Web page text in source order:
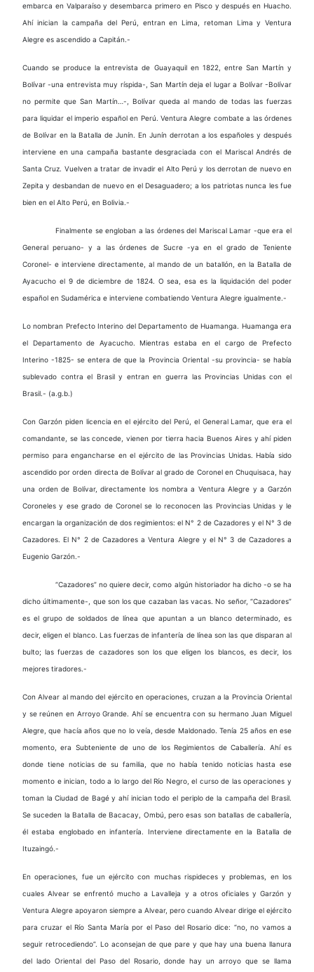
embarca en Valparaíso y desembarca primero en Pisco y después en Huacho.
Ahí inician la campaña del Perú, entran en Lima, retoman Lima y Ventura
Alegre es ascendido a Capitán.-
Cuando se produce la entrevista de Guayaquil en 1822, entre San Martín y
Bolívar -una entrevista muy ríspida-, San Martín deja el lugar a Bolívar -Bolívar
no permite que San Martín…-, Bolívar queda al mando de todas las fuerzas
para liquidar el imperio español en Perú. Ventura Alegre combate a las órdenes
de Bolívar en la Batalla de Junín. En Junín derrotan a los españoles y después
interviene en una campaña bastante desgraciada con el Mariscal Andrés de
Santa Cruz. Vuelven a tratar de invadir el Alto Perú y los derrotan de nuevo en
Zepita y desbandan de nuevo en el Desaguadero; a los patriotas nunca les fue
bien en el Alto Perú, en Bolivia.-
Finalmente se engloban a las órdenes del Mariscal Lamar -que era el
General peruano- y a las órdenes de Sucre -ya en el grado de Teniente
Coronel- e interviene directamente, al mando de un batallón, en la Batalla de
Ayacucho el 9 de diciembre de 1824. O sea, esa es la liquidación del poder
español en Sudamérica e interviene combatiendo Ventura Alegre igualmente.-
Lo nombran Prefecto Interino del Departamento de Huamanga. Huamanga era
el Departamento de Ayacucho. Mientras estaba en el cargo de Prefecto
Interino -1825- se entera de que la Provincia Oriental -su provincia- se había
sublevado contra el Brasil y entran en guerra las Provincias Unidas con el
Brasil.- (a.g.b.)
Con Garzón piden licencia en el ejército del Perú, el General Lamar, que era el
comandante, se las concede, vienen por tierra hacia Buenos Aires y ahí piden
permiso para engancharse en el ejército de las Provincias Unidas. Había sido
ascendido por orden directa de Bolívar al grado de Coronel en Chuquisaca, hay
una orden de Bolívar, directamente los nombra a Ventura Alegre y a Garzón
Coroneles y ese grado de Coronel se lo reconocen las Provincias Unidas y le
encargan la organización de dos regimientos: el N° 2 de Cazadores y el N° 3 de
Cazadores. El N° 2 de Cazadores a Ventura Alegre y el N° 3 de Cazadores a
Eugenio Garzón.-
“Cazadores” no quiere decir, como algún historiador ha dicho -o se ha
dicho últimamente-, que son los que cazaban las vacas. No señor, “Cazadores”
es el grupo de soldados de línea que apuntan a un blanco determinado, es
decir, eligen el blanco. Las fuerzas de infantería de línea son las que disparan al
bulto; las fuerzas de cazadores son los que eligen los blancos, es decir, los
mejores tiradores.-
Con Alvear al mando del ejército en operaciones, cruzan a la Provincia Oriental
y se reúnen en Arroyo Grande. Ahí se encuentra con su hermano Juan Miguel
Alegre, que hacía años que no lo veía, desde Maldonado. Tenía 25 años en ese
momento, era Subteniente de uno de los Regimientos de Caballería. Ahí es
donde tiene noticias de su familia, que no había tenido noticias hasta ese
momento e inician, todo a lo largo del Río Negro, el curso de las operaciones y
toman la Ciudad de Bagé y ahí inician todo el periplo de la campaña del Brasil.
Se suceden la Batalla de Bacacay, Ombú, pero esas son batallas de caballería,
él estaba englobado en infantería. Interviene directamente en la Batalla de
Ituzaingó.-
En operaciones, fue un ejército con muchas rispideces y problemas, en los
cuales Alvear se enfrentó mucho a Lavalleja y a otros oficiales y Garzón y
Ventura Alegre apoyaron siempre a Alvear, pero cuando Alvear dirige el ejército
para cruzar el Río Santa María por el Paso del Rosario dice: “no, no vamos a
seguir retrocediendo”. Lo aconsejan de que pare y que hay una buena llanura
del lado Oriental del Paso del Rosario, donde hay un arroyo que se llama